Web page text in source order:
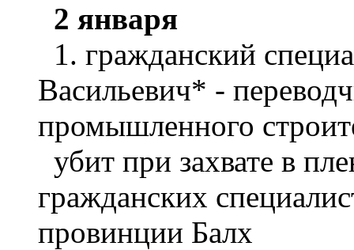
2 января
1. гражданский
Васильевич* -
промышленного
убит при захвате в
гражданских
провинции Балх